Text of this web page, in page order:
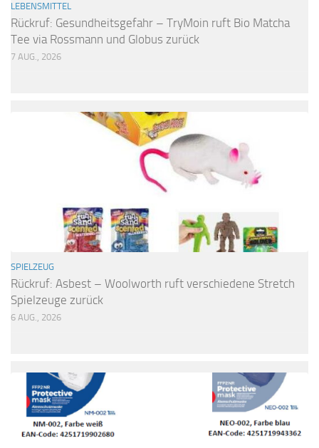
LEBENSMITTEL
Rückruf: Gesundheitsgefahr – TryMoin ruft Bio Matcha
Tee via Rossmann und Globus zurück
7 AUG., 2026
SPIELZEUG
Rückruf: Asbest – Woolworth ruft verschiedene Stretch
Spielzeuge zurück
6 AUG., 2026